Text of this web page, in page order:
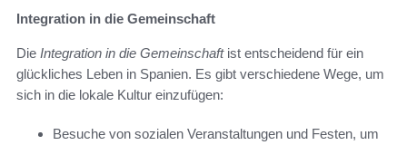
Integration in die Gemeinschaft
Die Integration in die Gemeinschaftist entscheidend für ein
glückliches Leben in Spanien. Es gibt verschiedene Wege, um
sich in die lokale Kultur einzufügen:
Besuche von sozialen Veranstaltungen und Festen, um